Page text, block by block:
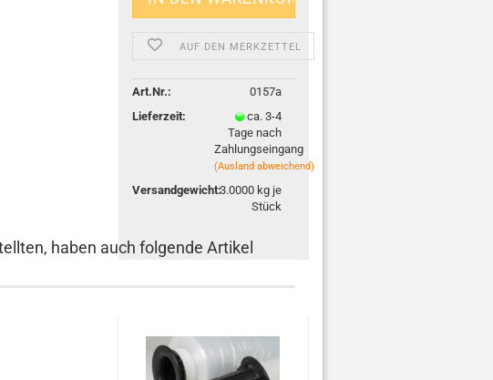
AUF DEN MERKZETTEL
Art.Nr.:
0157a
Lieferzeit:
ca. 3-4
Tage nach
Zahlungseingang
(Ausland abweichend)
Versandgewicht:3.0000kg je
Stück
haben auch folgende Artikel